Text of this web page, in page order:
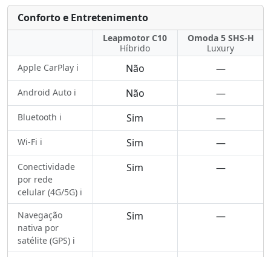
Conforto e Entretenimento
Leapmotor C10
Híbrido
Omoda 5 SHS-H
Luxury
Apple CarPlay ℹ️
Não —
Android Auto ℹ️ Não —
Bluetooth ℹ️ Sim —
Wi-Fi ℹ️ Sim —
Conectividade
por rede
celular (4G/5G) ℹ️
Sim —
Navegação
nativa por
satélite (GPS) ℹ️
Sim —